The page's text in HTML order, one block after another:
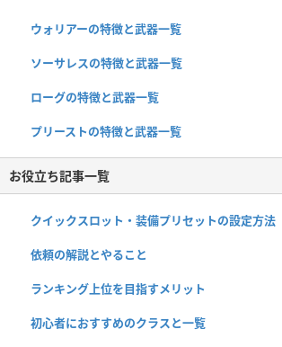
ウォリアーの特徴と武器一覧
ソーサレスの特徴と武器一覧
ローグの特徴と武器一覧
プリーストの特徴と武器一覧
お役立ち記事一覧
クイックスロット・装備プリセットの設定方法
依頼の解説とやること
ランキング上位を目指すメリット
初心者におすすめのクラスと一覧